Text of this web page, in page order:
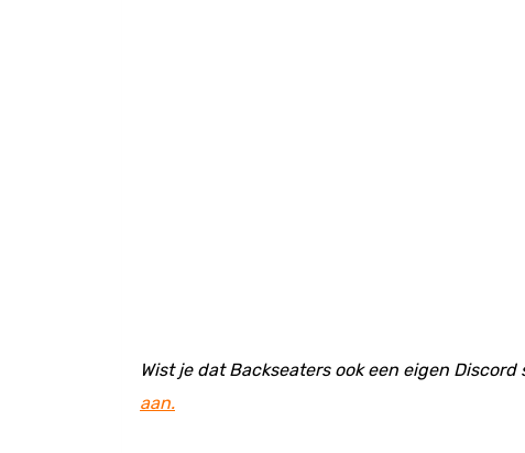
Wist je dat Backseaters ook een eigen
aan.